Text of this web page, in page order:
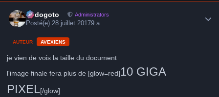
frédogoto Administrators
Posté(e)28 juillet 20179 a
AUTEUR AVEXIENS
je vien de vois la taille du document
l'image finale fera plus de [glow=red]10 GIGA
PIXEL[/glow]